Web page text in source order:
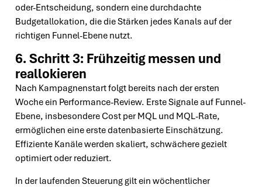
oder-Entscheidung, sondern eine durchdachte
Budgetallokation, die die Stärken jedes Kanals auf der
richtigen Funnel-Ebene nutzt.
6. Schritt 3: Frühzeitig messen und
reallokieren
Nach Kampagnenstart folgt bereits nach der ersten
Woche ein Performance-Review. Erste Signale auf Funnel-
Ebene, insbesondere Cost per MQL und MQL-Rate,
ermöglichen eine erste datenbasierte Einschätzung.
Effiziente Kanäle werden skaliert, schwächere gezielt
optimiert oder reduziert.
In der laufenden Steuerung gilt ein wöchentlicher